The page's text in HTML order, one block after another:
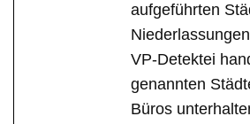
aufgeführten
VP-Detektei
genannten
Büros